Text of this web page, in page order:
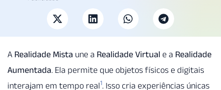
A Realidade Mista une a Realidade Virtual e a Realidade
Aumentada. Ela permite que objetos físicos e digitais
interajam em tempo real1. Isso cria experiências únicas